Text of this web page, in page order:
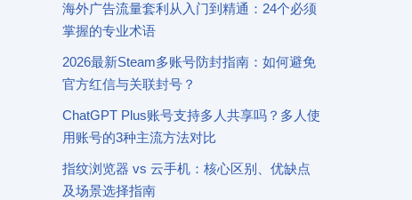
海外广告流量套利从入门到精通：24个必须
掌握的专业术语
2026最新Steam多账号防封指南：如何避免
官方红信与关联封号？
ChatGPT Plus账号支持多人共享吗？多人使
用账号的3种主流方法对比
指纹浏览器 vs 云手机：核心区别、优缺点
及场景选择指南